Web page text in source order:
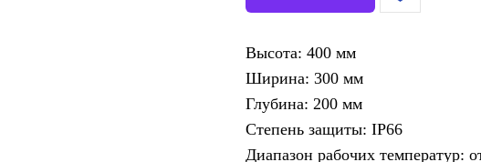
Высота: 400 мм
Ширина: 300 мм
Глубина: 200 мм
Степень защиты: IP66
Диапазон рабочих температур: